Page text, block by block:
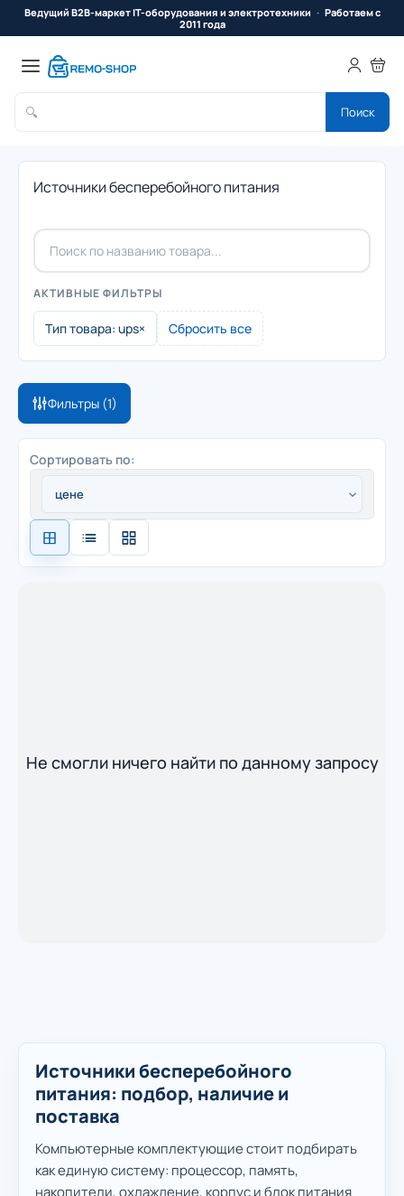
Ведущий B2B-маркет IT-оборудования и электротехники
Работаем с
2011 года
🔍 Поиск
Источники бесперебойного питания
АКТИВНЫЕ ФИЛЬТРЫ
Тип товара: ups× Сбросить все
Фильтры (1)
Сортировать по:
Не смогли ничего найти по данному запросу
Источники бесперебойного
питания: подбор, наличие и
поставка
Компьютерные комплектующие стоит подбирать
как единую систему: процессор, память,
накопители, охлаждение, корпус и блок питания